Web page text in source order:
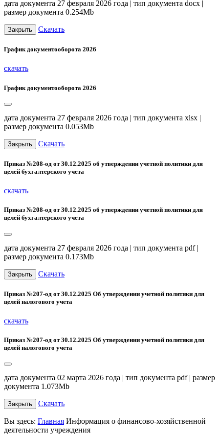
дата документа 27 февраля 2026 года | тип документа docx |
размер документа 0.254Mb
Закрыть Скачать
График документооборота 2026
скачать
График документооборота 2026
дата документа 27 февраля 2026 года | тип документа xlsx |
размер документа 0.053Mb
Закрыть Скачать
Приказ №208-од от 30.12.2025 об утверждении учетной политики для
целей бухгалтерского учета
скачать
Приказ №208-од от 30.12.2025 об утверждении учетной политики для
целей бухгалтерского учета
дата документа 27 февраля 2026 года | тип документа pdf |
размер документа 0.173Mb
Закрыть Скачать
Приказ №207-од от 30.12.2025 Об утверждении учетной политики для
целей налогового учета
скачать
Приказ №207-од от 30.12.2025 Об утверждении учетной политики для
целей налогового учета
дата документа 02 марта 2026 года | тип документа pdf | размер
документа 1.073Mb
Закрыть Скачать
Вы здесь: Главная Информация о финансово-хозяйственной
деятельности учреждения